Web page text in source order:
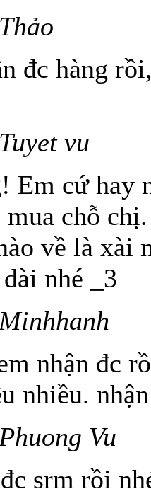
đc hàng
vu
Em cứ hay
mua chỗ
về là xài
nhé _3
nhận đc
nhiều.
Vu
srm rồi